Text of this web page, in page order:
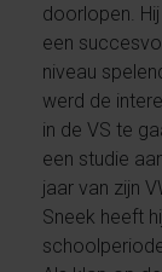
doorlopen.
een
niveau
werd de
in de VS te
een studie
jaar van zijn
Sneek heeft